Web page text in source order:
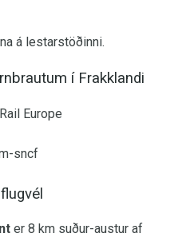
á lestarstöðinni.
í Frakklandi
Europe
sncf
er 8 km suður-austur af